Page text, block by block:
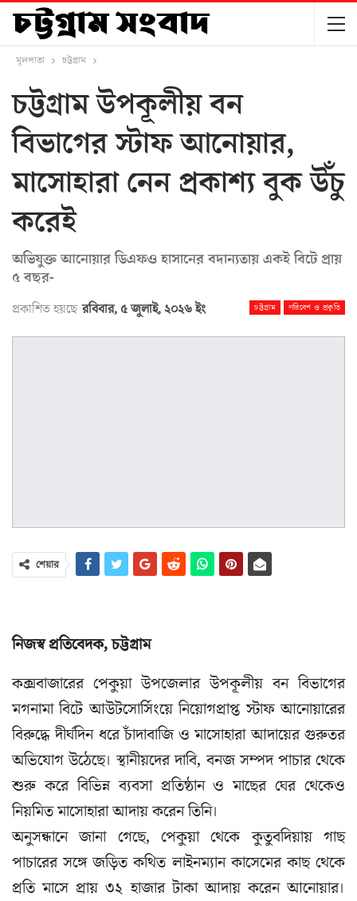
মূলপাতা চট্টগ্রাম
চট্টগ্রাম উপকূলীয় বন
বিভাগের স্টাফ আনোয়ার,
মাসোহারা নেন প্রকাশ্য বুক উঁচু
করেই
অভিযুক্ত আনোয়ার ডিএফও হাসানের বদান্যতায় একই বিটে প্রায়
৫ বছর-
চট্টগ্রাম পরিবেশ ও প্রকৃতি
প্রকাশিত হয়ছে রবিবার, ৫ জুলাই, ২০২৬ ইং
শেয়ার
নিজস্ব প্রতিবেদক, চট্টগ্রাম
কক্সবাজারের পেকুয়া উপজেলার উপকূলীয় বন বিভাগের
মগনামা বিটে আউটসোর্সিংয়ে নিয়োগপ্রাপ্ত স্টাফ আনোয়ারের
বিরুদ্ধে দীর্ঘদিন ধরে চাঁদাবাজি ও মাসোহারা আদায়ের গুরুতর
অভিযোগ উঠেছে। স্থানীয়দের দাবি, বনজ সম্পদ পাচার থেকে
শুরু করে বিভিন্ন ব্যবসা প্রতিষ্ঠান ও মাছের ঘের থেকেও
নিয়মিত মাসোহারা আদায় করেন তিনি।
অনুসন্ধানে জানা গেছে, পেকুয়া থেকে কুতুবদিয়ায় গাছ
পাচারের সঙ্গে জড়িত কথিত লাইনম্যান কাসেমের কাছ থেকে
প্রতি মাসে প্রায় ৩২ হাজার টাকা আদায় করেন আনোয়ার।